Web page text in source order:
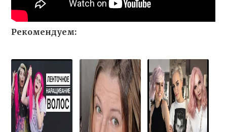
Рекомендуем: